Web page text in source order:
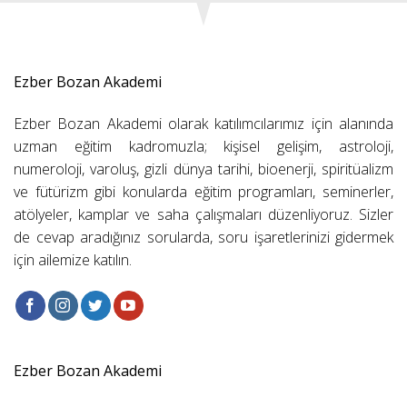
Ezber Bozan Akademi
Ezber Bozan Akademi olarak katılımcılarımız için alanında
uzman eğitim kadromuzla; kişisel gelişim, astroloji,
numeroloji, varoluş, gizli dünya tarihi, bioenerji, spiritüalizm
ve fütürizm gibi konularda eğitim programları, seminerler,
atölyeler, kamplar ve saha çalışmaları düzenliyoruz. Sizler
de cevap aradığınız sorularda, soru işaretlerinizi gidermek
için ailemize katılın.
Ezber Bozan Akademi